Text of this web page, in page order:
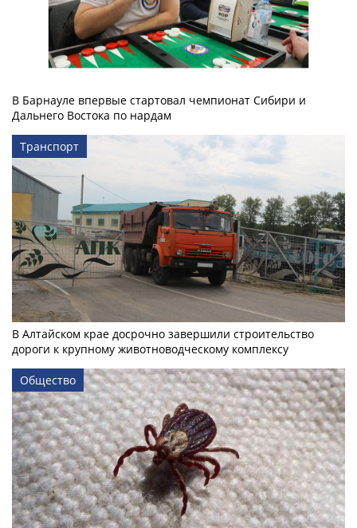
В Барнауле впервые стартовал чемпионат Сибири и
Дальнего Востока по нардам
Транспорт
В Алтайском крае досрочно завершили строительство
дороги к крупному животноводческому комплексу
Общество